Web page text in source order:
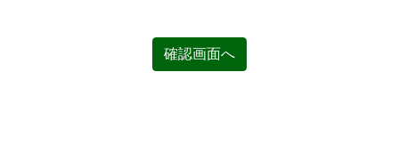
確認画面へ